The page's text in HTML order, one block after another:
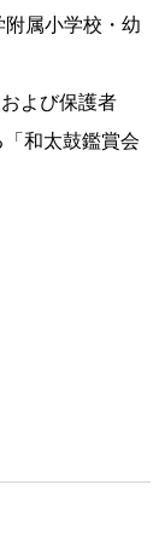
小学校・幼
よび保護者
和太鼓鑑賞会